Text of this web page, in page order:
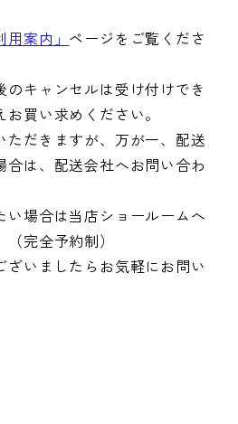
用案内」 ページをご覧くださ
キャンセルは受け付けでき
買い求めください。
だきますが、万が一、配送
合は、配送会社へお問い合わ
場合は当店ショールームへ
完全予約制）
いましたらお気軽にお問い